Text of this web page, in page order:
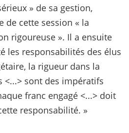
» de sa gestion,
de cette session « la
rigoureuse ». Il a ensuite
les responsabilités des élus
la rigueur dans la
<...> sont des impératifs
franc engagé <...> doit
responsabilité. »